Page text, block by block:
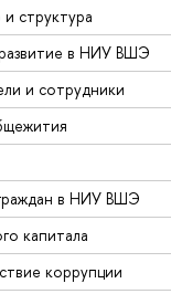
структура
в НИУ ВШЭ
и сотрудники
в НИУ ВШЭ
капитала
коррупции